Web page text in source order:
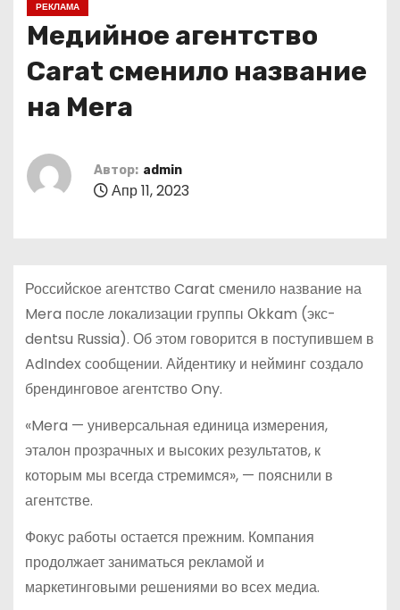
РЕКЛАМА
Медийное агентство
Carat сменило название
на Mera
Автор: admin
Апр 11, 2023
Российское агентство Carat сменило название на
Mera после локализации группы Оkkam (экс-
dentsu Russia). Об этом говорится в поступившем в
AdIndex сообщении. Айдентику и нейминг создало
брендинговое агентство Ony.
«Mera — универсальная единица измерения,
эталон прозрачных и высоких результатов, к
которым мы всегда стремимся», — пояснили в
агентстве.
Фокус работы остается прежним. Компания
продолжает заниматься рекламой и
маркетинговыми решениями во всех медиа.